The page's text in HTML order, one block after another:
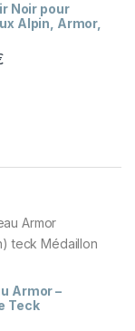
Noir pour
Alpin, Armor,
Armor –
Teck